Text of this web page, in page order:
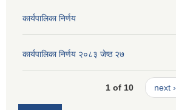
कार्यपालिका निर्णय
कार्यपालिका निर्णय २०८३ जेष्ठ २७
1 of 10 next ›